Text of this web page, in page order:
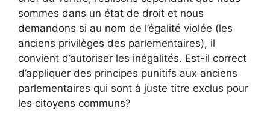
sommes dans un état de droit et nous
demandons si au nom de l’égalité violée (les
anciens privilèges des parlementaires), il
convient d’autoriser les inégalités. Est-il correct
d’appliquer des principes punitifs aux anciens
parlementaires qui sont à juste titre exclus pour
les citoyens communs?